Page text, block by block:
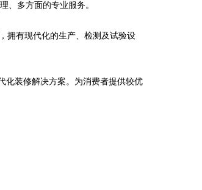
、多方面的专业服务。
拥有现代化的生产、检测及试验设
化装修解决方案。为消费者提供较优